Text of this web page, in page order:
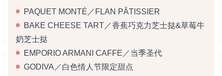
PAQUET MONTÉ／FLAN PÂTISSIER
BAKE CHEESE TART／香蕉巧克力芝士挞&草莓牛
奶芝士挞
EMPORIO ARMANI CAFFE／当季圣代
GODIVA／白色情人节限定甜点